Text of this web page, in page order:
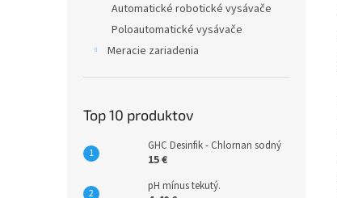
Automatické robotické vysávače
Poloautomatické vysávače
Meracie zariadenia
Top 10 produktov
GHC Desinfik - Chlornan sodný
15 €
pH mínus tekutý.